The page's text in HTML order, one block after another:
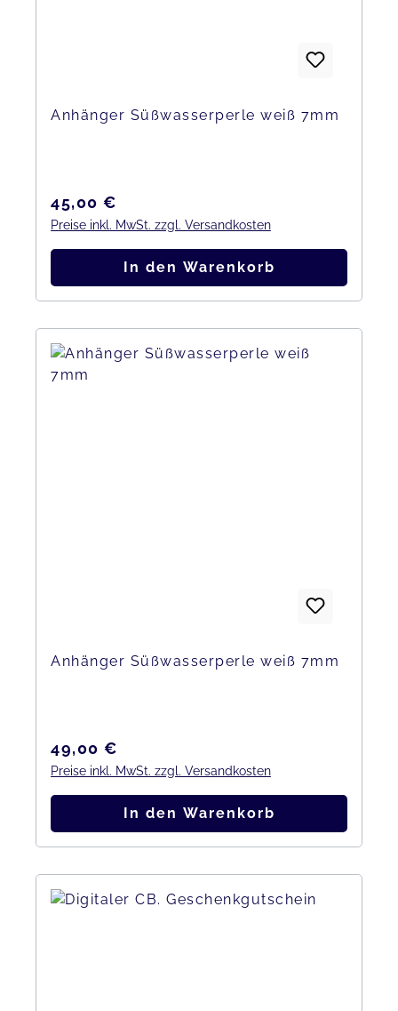
Anhänger Süßwasserperle weiß 7mm
Regulärer Preis:
45,00 €
Preise inkl. MwSt. zzgl. Versandkosten
In den Warenkorb
Anhänger Süßwasserperle weiß 7mm
Regulärer Preis:
49,00 €
Preise inkl. MwSt. zzgl. Versandkosten
In den Warenkorb